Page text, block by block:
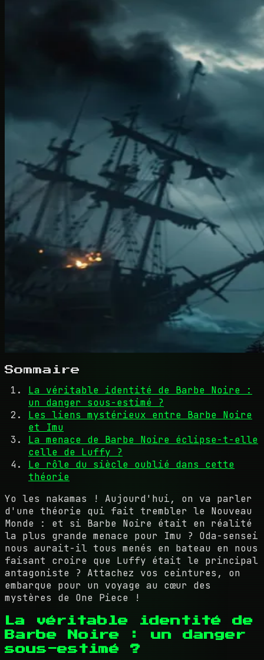
Sommaire
La véritable identité de Barbe Noire :
un danger sous-estimé ?
Les liens mystérieux entre Barbe Noire
et Imu
La menace de Barbe Noire éclipse-t-elle
celle de Luffy ?
Le rôle du siècle oublié dans cette
théorie
Yo les nakamas ! Aujourd'hui, on va parler
d'une théorie qui fait trembler le Nouveau
Monde : et si Barbe Noire était en réalité
la plus grande menace pour Imu ? Oda-sensei
nous aurait-il tous menés en bateau en nous
faisant croire que Luffy était le principal
antagoniste ? Attachez vos ceintures, on
embarque pour un voyage au cœur des
mystères de One Piece !
La véritable identité de
Barbe Noire : un danger
sous-estimé ?